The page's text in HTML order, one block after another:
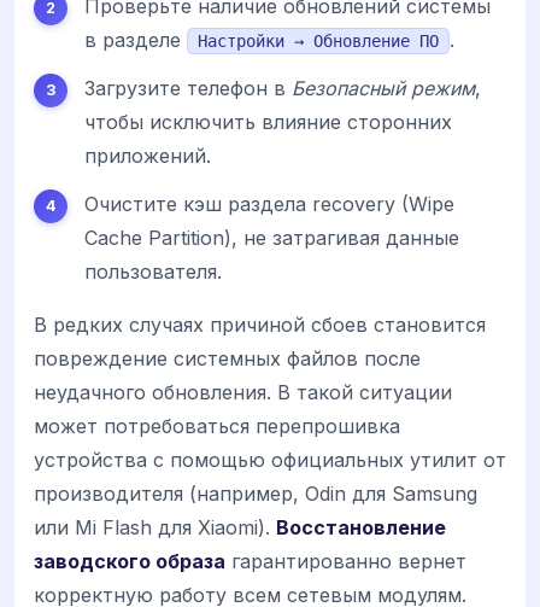
Проверьте наличие обновлений системы
в разделе
Настройки → Обновление ПО
.
Загрузите телефон в Безопасный режим,
чтобы исключить влияние сторонних
приложений.
Очистите кэш раздела recovery (Wipe
Cache Partition), не затрагивая данные
пользователя.
В редких случаях причиной сбоев становится
повреждение системных файлов после
неудачного обновления. В такой ситуации
может потребоваться перепрошивка
устройства с помощью официальных утилит от
производителя (например, Odin для Samsung
или Mi Flash для Xiaomi). Восстановление
заводского образа гарантированно вернет
корректную работу всем сетевым модулям.